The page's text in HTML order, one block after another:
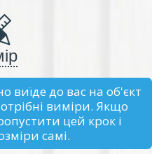
виїде до вас на об'єкт
виміри. Якщо
цей крок і
самі.